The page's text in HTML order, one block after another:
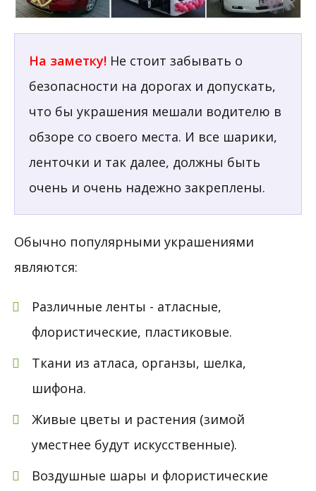
На заметку! Не стоит забывать о
безопасности на дорогах и допускать,
что бы украшения мешали водителю в
обзоре со своего места. И все шарики,
ленточки и так далее, должны быть
очень и очень надежно закреплены.
Обычно популярными украшениями
являются:
Различные ленты - атласные,
флористические, пластиковые.
Ткани из атласа, органзы, шелка,
шифона.
Живые цветы и растения (зимой
уместнее будут искусственные).
Воздушные шары и флористические